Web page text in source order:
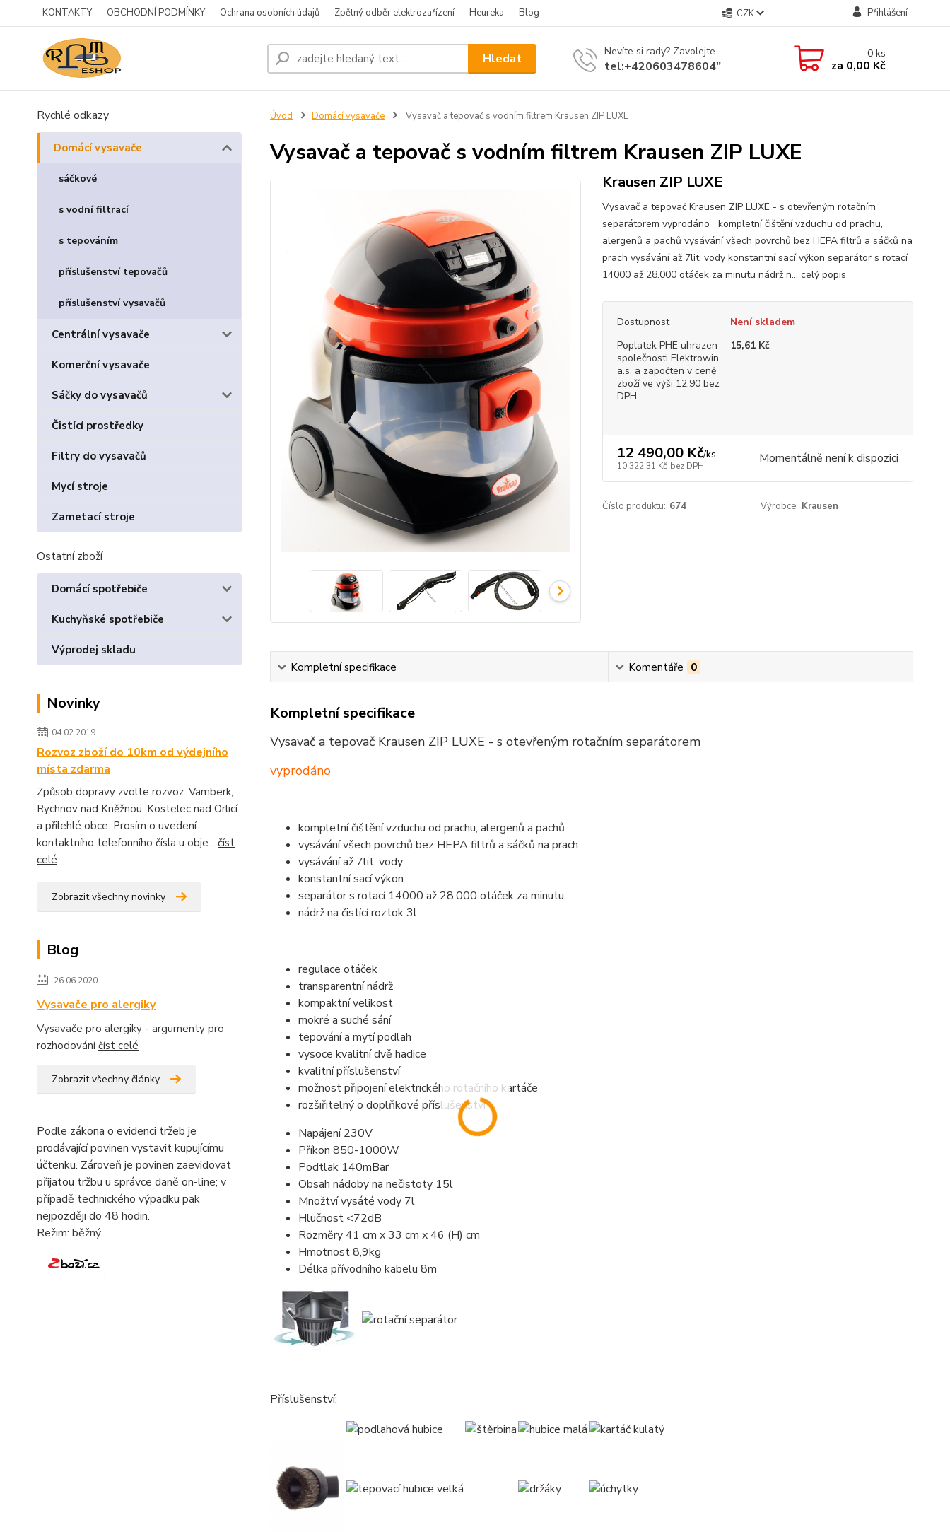
KONTAKTY OBCHODNÍ PODMÍNKY Ochrana osobních údajů Zpětný odběr elektrozařízení Heureka Blog CZK Přihlášení
Hledat Nevíte si rady? Zavolejte.
tel:+420603478604"
0ks
za 0,00 Kč
Rychlé odkazy
Domácí vysavače
sáčkové
s vodní filtrací
s tepováním
příslušenství tepovačů
příslušenství vysavačů
Centrální vysavače
Komerční vysavače
Sáčky do vysavačů
Čistící prostředky
Filtry do vysavačů
Mycí stroje
Zametací stroje
Ostatní zboží
Domácí spotřebiče
Kuchyňské spotřebiče
Výprodej skladu
Novinky
04.02.2019
Rozvoz zboží do 10km od výdejního
místa zdarma
Způsob dopravy zvolte rozvoz. Vamberk,
Rychnov nad Kněžnou, Kostelec nad Orlicí
a přilehlé obce. Prosím o uvedení
kontaktního telefonního čísla u obje... číst
celé
Zobrazit všechny novinky
Blog
26.06.2020
Vysavače pro alergiky
Vysavače pro alergiky - argumenty pro
rozhodováníčíst celé
Zobrazit všechny články
Podle zákona o evidenci tržeb je
prodávající povinen vystavit kupujícímu
účtenku. Zároveň je povinen zaevidovat
přijatou tržbu u správce daně on-line; v
případě technického výpadku pak
nejpozději do 48 hodin.
Režim: běžný
Úvod Domácí vysavače Vysavač a tepovač s vodním filtrem Krausen ZIP LUXE
Vysavač a tepovač s vodním filtrem Krausen ZIP LUXE
Krausen ZIP LUXE
Vysavač a tepovač Krausen ZIP LUXE - s otevřeným rotačním
separátorem vyprodáno kompletní čištění vzduchu od prachu,
alergenů a pachů vysávání všech povrchů bez HEPA filtrů a sáčků na
prach vysávání až 7lit. vody konstantní sací výkon separátor s rotací
14000 až 28.000 otáček za minutu nádrž n... celý popis
Dostupnost
Není skladem
Poplatek PHE uhrazen
společnosti Elektrowin
a.s. a započten v ceně
zboží ve výši 12,90 bez
DPH
15,61 Kč
12 490,00 Kč/ks
10 322,31 Kč bez DPH Momentálně není k dispozici
Číslo produktu: 674 Výrobce: Krausen
Kompletní specifikace Komentáře 0
Kompletní specifikace
Vysavač a tepovač Krausen ZIP LUXE - s otevřeným rotačním separátorem
vyprodáno
kompletníčištění vzduchu od prachu, alergenů a pachů
vysávání všech povrchů bez HEPAfiltrů a sáčků na prach
vysáváníaž 7lit. vody
konstantnísací výkon
separátors rotací 14000 až 28.000 otáček za minutu
nádrž na čistící roztok 3l
regulace otáček
transparentnínádrž
kompaktnívelikost
mokré a suché sání
tepování a mytí podlah
vysoce kvalitnídvě hadice
kvalitnípříslušenství
možnostpřipojení elektrického rotačního kartáče
rozšiřitelný o doplňkové příslušenství
Napájení 230V
Příkon 850-1000W
Podtlak 140mBar
Obsah nádoby na nečistoty 15l
Množtví vysáté vody 7l
Hlučnost <72dB
Rozměry 41 cm x 33 cm x 46 (H) cm
Hmotnost 8,9kg
Délka přívodního kabelu 8m
Příslušenství: